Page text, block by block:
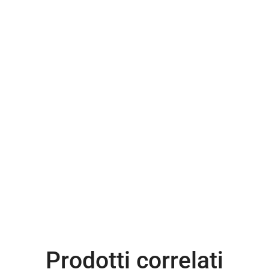
Prodotti correlati